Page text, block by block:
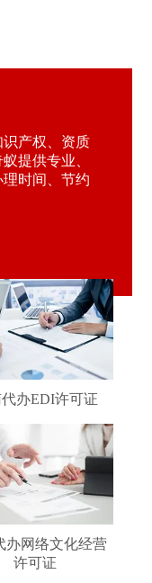
产权、资质
提供专业、
时间、节约
办EDI许可证
办网络文化经营
许可证